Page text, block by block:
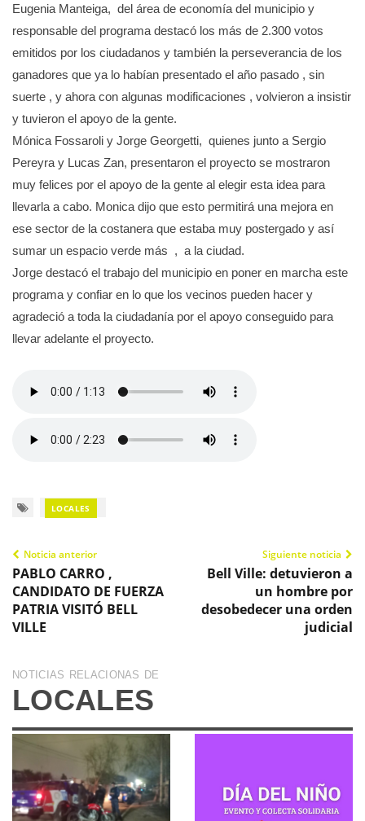
Eugenia Manteiga, del área de economía del municipio y
responsable del programa destacó los más de 2.300 votos
emitidos por los ciudadanos y también la perseverancia de los
ganadores que ya lo habían presentado el año pasado , sin
suerte , y ahora con algunas modificaciones , volvieron a insistir
y tuvieron el apoyo de la gente.
Mónica Fossaroli y Jorge Georgetti, quienes junto a Sergio
Pereyra y Lucas Zan, presentaron el proyecto se mostraron
muy felices por el apoyo de la gente al elegir esta idea para
llevarla a cabo. Monica dijo que esto permitirá una mejora en
ese sector de la costanera que estaba muy postergado y así
sumar un espacio verde más , a la ciudad.
Jorge destacó el trabajo del municipio en poner en marcha este
programa y confiar en lo que los vecinos pueden hacer y
agradeció a toda la ciudadanía por el apoyo conseguido para
llevar adelante el proyecto.
LOCALES
Noticia anterior
PABLO CARRO ,
CANDIDATO DE FUERZA
PATRIA VISITÓ BELL
VILLE
Siguiente noticia
Bell Ville: detuvieron a
un hombre por
desobedecer una orden
judicial
NOTICIAS RELACIONAS DE
LOCALES